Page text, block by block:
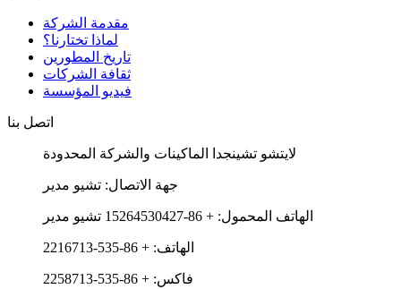
مقدمة الشركة
لماذا تختارنا؟
تاريخ المطورين
ثقافة الشركات
فيديو المؤسسة
اتصل بنا
لايتشو تشينجدا الماكينات والشركة المحدودة
جهة الاتصال: تشيو مدير
الهاتف المحمول: + 86-15264530427 تشيو مدير
الهاتف: + 86-535-2216713
فاكس: + 86-535-2258713